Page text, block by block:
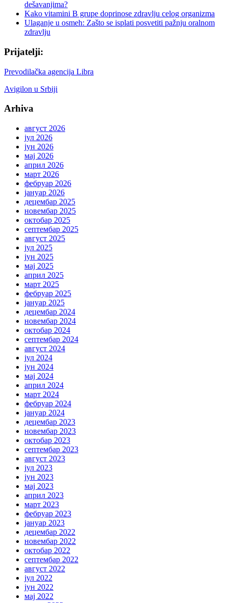
dešavanjima?
Kako vitamini B grupe doprinose zdravlju celog organizma
Ulaganje u osmeh: Zašto se isplati posvetiti pažnju oralnom
zdravlju
Prijatelji:
Prevodilačka agencija Libra
Avigilon u Srbiji
Arhiva
август 2026
јул 2026
јун 2026
мај 2026
април 2026
март 2026
фебруар 2026
јануар 2026
децембар 2025
новембар 2025
октобар 2025
септембар 2025
август 2025
јул 2025
јун 2025
мај 2025
април 2025
март 2025
фебруар 2025
јануар 2025
децембар 2024
новембар 2024
октобар 2024
септембар 2024
август 2024
јул 2024
јун 2024
мај 2024
април 2024
март 2024
фебруар 2024
јануар 2024
децембар 2023
новембар 2023
октобар 2023
септембар 2023
август 2023
јул 2023
јун 2023
мај 2023
април 2023
март 2023
фебруар 2023
јануар 2023
децембар 2022
новембар 2022
октобар 2022
септембар 2022
август 2022
јул 2022
јун 2022
мај 2022